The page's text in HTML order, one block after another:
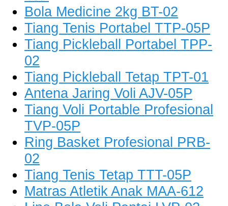
Bola Medicine 2kg BT-02
Tiang Tenis Portabel TTP-05P
Tiang Pickleball Portabel TPP-
02
Tiang Pickleball Tetap TPT-01
Antena Jaring Voli AJV-05P
Tiang Voli Portable Profesional
TVP-05P
Ring Basket Profesional PRB-
02
Tiang Tenis Tetap TTT-05P
Matras Atletik Anak MAA-612